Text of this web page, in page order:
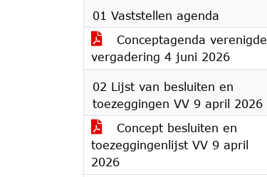
01 Vaststellen agenda
Conceptagenda verenigde
vergadering 4 juni 2026
02 Lijst van besluiten en
toezeggingen VV 9 april 2026
Concept besluiten en
toezeggingenlijst VV 9 april
2026